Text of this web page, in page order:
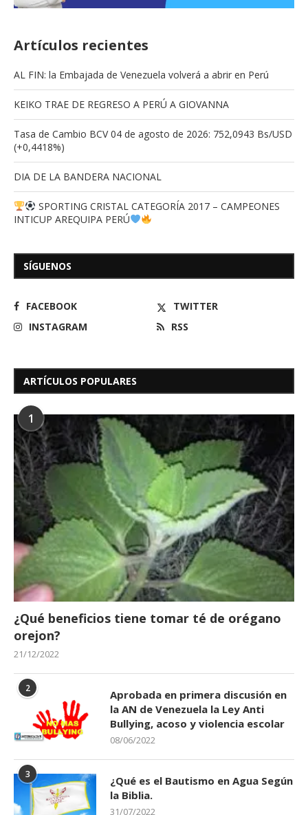
Artículos recientes
AL FIN: la Embajada de Venezuela volverá a abrir en Perú
KEIKO TRAE DE REGRESO A PERÚ A GIOVANNA
Tasa de Cambio BCV 04 de agosto de 2026: 752,0943 Bs/USD
(+0,4418%)
DIA DE LA BANDERA NACIONAL
SPORTING CRISTAL CATEGORÍA 2017 – CAMPEONES
INTICUP AREQUIPA PERÚ
SÍGUENOS
FACEBOOK
TWITTER
INSTAGRAM
RSS
ARTÍCULOS POPULARES
1
¿Qué beneficios tiene tomar té de orégano
orejon?
21/12/2022
2
Aprobada en primera discusión en
la AN de Venezuela la Ley Anti
Bullying, acoso y violencia escolar
08/06/2022
3
¿Qué es el Bautismo en Agua Según
la Biblia.
31/07/2022